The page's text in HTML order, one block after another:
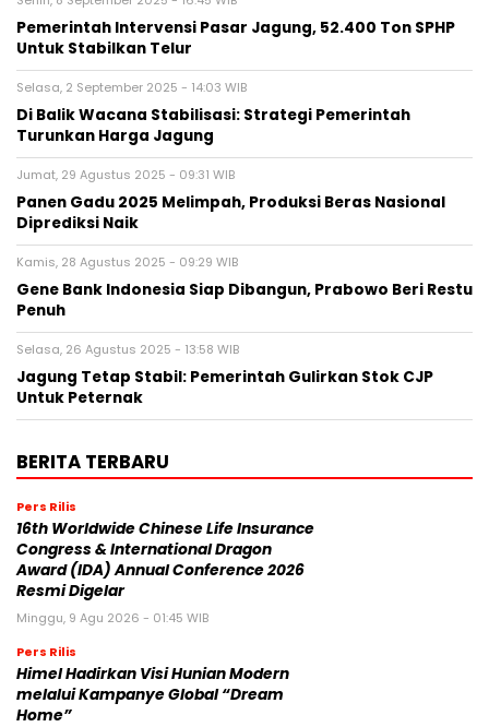
Pemerintah Intervensi Pasar Jagung, 52.400 Ton SPHP
Untuk Stabilkan Telur
Selasa, 2 September 2025 - 14:03 WIB
Di Balik Wacana Stabilisasi: Strategi Pemerintah
Turunkan Harga Jagung
Jumat, 29 Agustus 2025 - 09:31 WIB
Panen Gadu 2025 Melimpah, Produksi Beras Nasional
Diprediksi Naik
Kamis, 28 Agustus 2025 - 09:29 WIB
Gene Bank Indonesia Siap Dibangun, Prabowo Beri Restu
Penuh
Selasa, 26 Agustus 2025 - 13:58 WIB
Jagung Tetap Stabil: Pemerintah Gulirkan Stok CJP
Untuk Peternak
BERITA TERBARU
Pers Rilis
16th Worldwide Chinese Life Insurance
Congress & International Dragon
Award (IDA) Annual Conference 2026
Resmi Digelar
Minggu, 9 Agu 2026 - 01:45 WIB
Pers Rilis
Himel Hadirkan Visi Hunian Modern
melalui Kampanye Global “Dream
Home”